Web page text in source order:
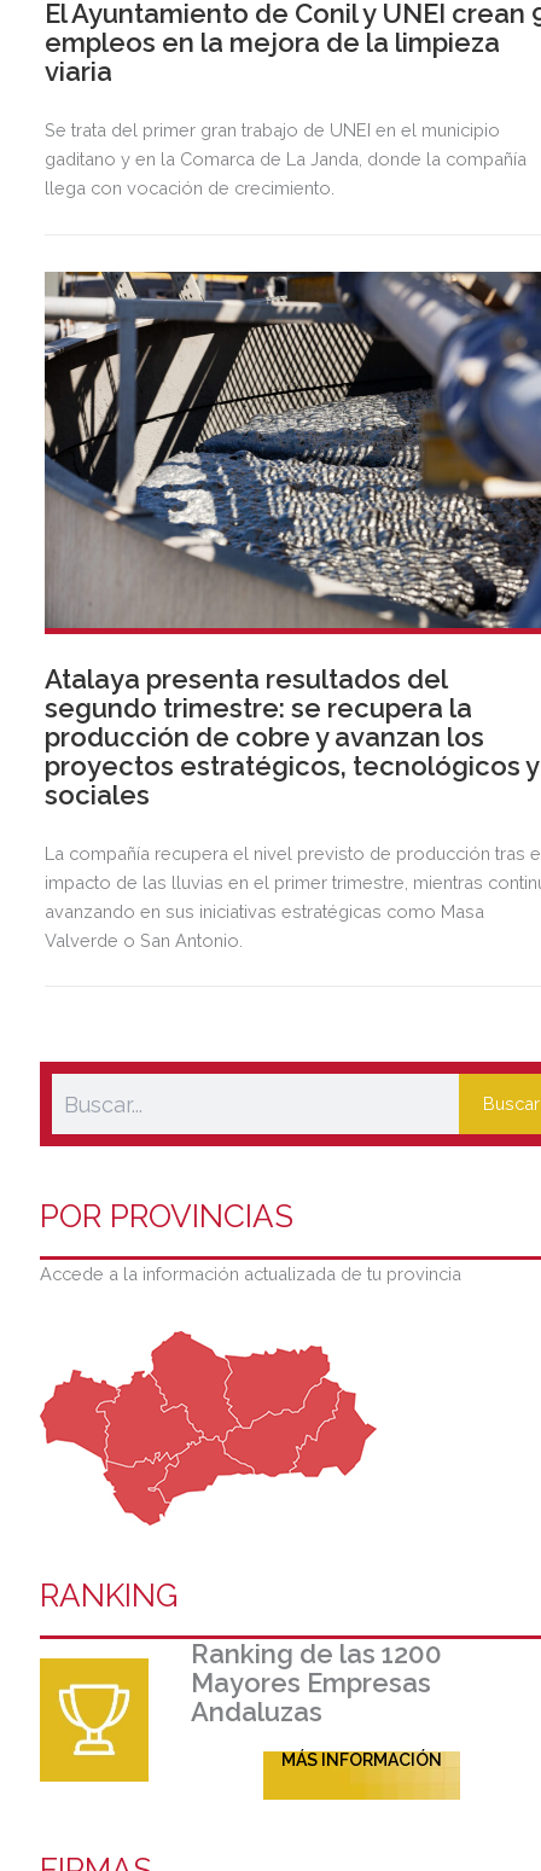
El Ayuntamiento de Conil y UNEI crean
empleos en la mejora de la limpieza
viaria
Se trata del primer gran trabajo de UNEI en el municipio
gaditano y en la Comarca de La Janda, donde la compañía
llega con vocación de crecimiento.
Atalaya presenta resultados del
segundo trimestre: se recupera la
producción de cobre y avanzan los
proyectos estratégicos, tecnológicos y
sociales
La compañía recupera el nivel previsto de producción tras
impacto de las lluvias en el primer trimestre, mientras
avanzando en sus iniciativas estratégicas como Masa
Valverde o San Antonio.
Buscar
POR PROVINCIAS
Accede a la información actualizada de tu provincia
RANKING
Ranking de las 1200
Mayores Empresas
Andaluzas
MÁS INFORMACIÓN